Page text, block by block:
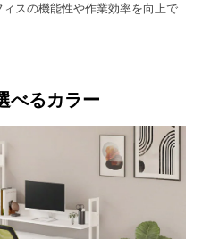
スの機能性や作業効率を向上で
べるカラー